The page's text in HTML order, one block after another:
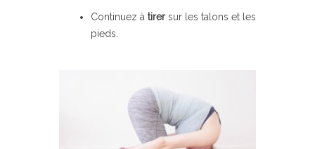
Continuez à tirersur les talons et les
pieds.